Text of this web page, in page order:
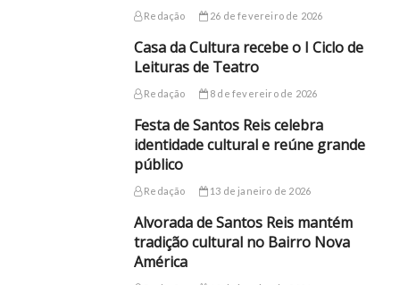
Redação 26 de fevereiro de 2026
Casa da Cultura recebe o I Ciclo de
Leituras de Teatro
Redação 8 de fevereiro de 2026
Festa de Santos Reis celebra
identidade cultural e reúne grande
público
Redação 13 de janeiro de 2026
Alvorada de Santos Reis mantém
tradição cultural no Bairro Nova
América